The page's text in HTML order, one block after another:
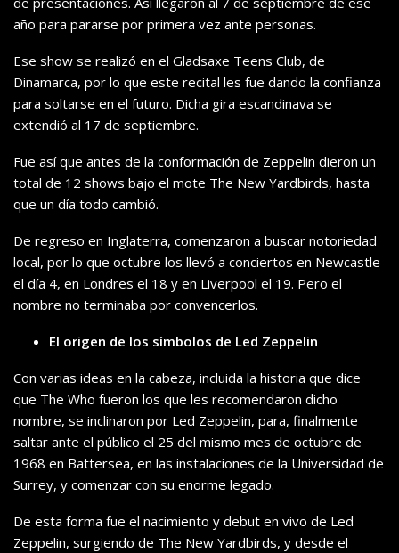
año para pararse por primera vez ante personas.
Ese show se realizó en el Gladsaxe Teens Club, de
Dinamarca, por lo que este recital les fue dando la confianza
para soltarse en el futuro. Dicha gira escandinava se
extendió al 17 de septiembre.
Fue así que antes de la conformación de Zeppelin dieron un
total de 12 shows bajo el mote The New Yardbirds, hasta
que un día todo cambió.
De regreso en Inglaterra, comenzaron a buscar notoriedad
local, por lo que octubre los llevó a conciertos en Newcastle
el día 4, en Londres el 18 y en Liverpool el 19. Pero el
nombre no terminaba por convencerlos.
El origen de los símbolos de Led Zeppelin
Con varias ideas en la cabeza, incluida la historia que dice
que The Who fueron los que les recomendaron dicho
nombre, se inclinaron por Led Zeppelin, para, finalmente
saltar ante el público el 25 del mismo mes de octubre de
1968 en Battersea, en las instalaciones de la Universidad de
Surrey, y comenzar con su enorme legado.
De esta forma fue el nacimiento y debut en vivo de Led
Zeppelin, surgiendo de The New Yardbirds, y desde el